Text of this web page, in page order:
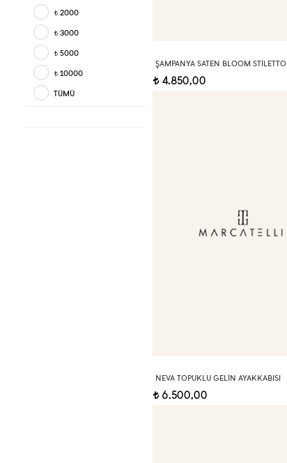
t 2000
t 3000
t 5000
t 10000
TÜMÜ
ŞAMPANYA SATEN BLOOM STILETTO
t4.850,00
NEVA TOPUKLU GELIN AYAKKABISI
t6.500,00